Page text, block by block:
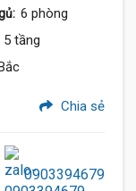
6 phòng
5 tầng
Chia sẻ
0903394679